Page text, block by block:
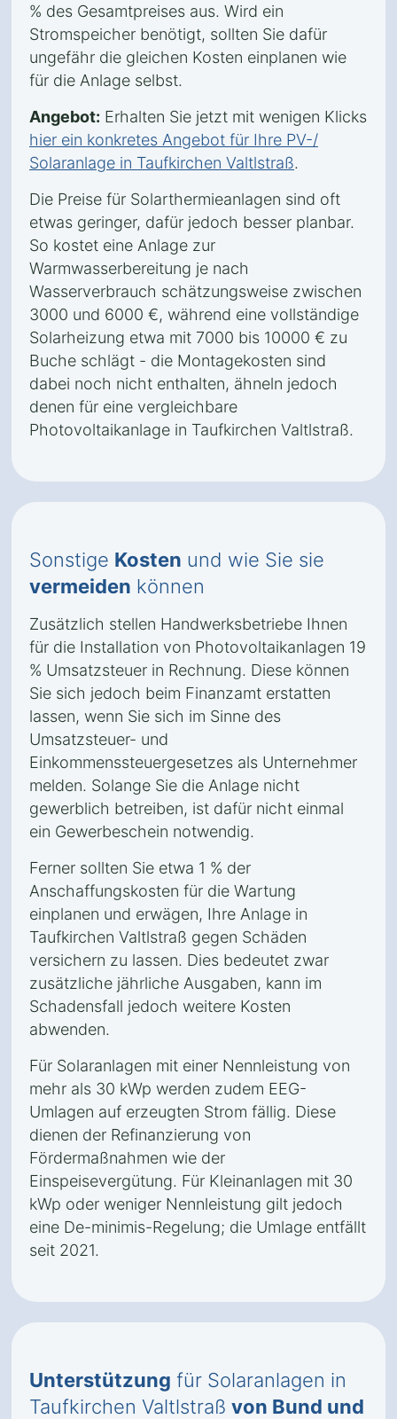
% des Gesamtpreises aus. Wird ein
Stromspeicher benötigt, sollten Sie dafür
ungefähr die gleichen Kosten einplanen wie
für die Anlage selbst.
Angebot: Erhalten Sie jetzt mit wenigen Klicks
hier ein konkretes Angebot für Ihre PV-/
Solaranlage in Taufkirchen Valtlstraß.
Die Preise für Solarthermieanlagen sind oft
etwas geringer, dafür jedoch besser planbar.
So kostet eine Anlage zur
Warmwasserbereitung je nach
Wasserverbrauch schätzungsweise zwischen
3000 und 6000 €, während eine vollständige
Solarheizung etwa mit 7000 bis 10000 € zu
Buche schlägt - die Montagekosten sind
dabei noch nicht enthalten, ähneln jedoch
denen für eine vergleichbare
Photovoltaikanlage in Taufkirchen Valtlstraß.
Sonstige Kosten und wie Sie sie
vermeiden können
Zusätzlich stellen Handwerksbetriebe Ihnen
für die Installation von Photovoltaikanlagen 19
% Umsatzsteuer in Rechnung. Diese können
Sie sich jedoch beim Finanzamt erstatten
lassen, wenn Sie sich im Sinne des
Umsatzsteuer- und
Einkommenssteuergesetzes als Unternehmer
melden. Solange Sie die Anlage nicht
gewerblich betreiben, ist dafür nicht einmal
ein Gewerbeschein notwendig.
Ferner sollten Sie etwa 1 % der
Anschaffungskosten für die Wartung
einplanen und erwägen, Ihre Anlage in
Taufkirchen Valtlstraß gegen Schäden
versichern zu lassen. Dies bedeutet zwar
zusätzliche jährliche Ausgaben, kann im
Schadensfall jedoch weitere Kosten
abwenden.
Für Solaranlagen mit einer Nennleistung von
mehr als 30 kWp werden zudem EEG-
Umlagen auf erzeugten Strom fällig. Diese
dienen der Refinanzierung von
Fördermaßnahmen wie der
Einspeisevergütung. Für Kleinanlagen mit 30
kWp oder weniger Nennleistung gilt jedoch
eine De-minimis-Regelung; die Umlage entfällt
seit 2021.
Unterstützung für Solaranlagen in
Taufkirchen Valtlstraß von Bund und